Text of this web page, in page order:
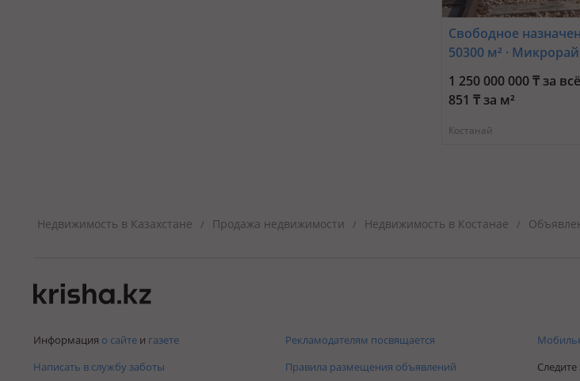
Свободное
50300 м² ·
Аэропорт 1, Шақшақ
Жəнібек батыра 36
1 250 000 000 ₸ за
851 ₸ за м²
Костанай
Недвижимость в Казахстане / Продажа недвижимости / Недвижимость в Костанае /
Информация о сайте и газете
Написать в службу заботы
Рекламодателям посвящается
Правила размещения объявлений